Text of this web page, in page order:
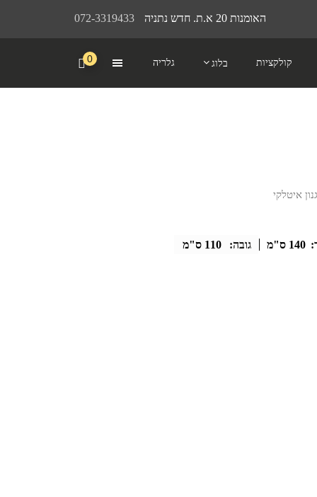
072-3319433 האומנות 20 א.ת. חדש נתניה
קולקציות בלוג גלריה 0
140 ס"מ גובה: 110 ס"מ